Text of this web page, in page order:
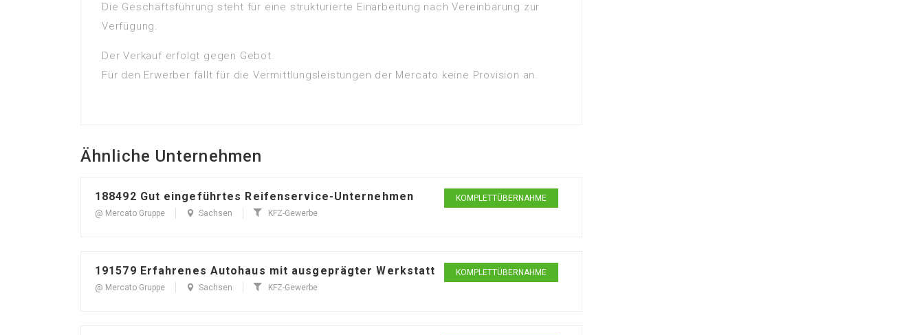
Die Geschäftsführung steht für eine strukturierte Einarbeitung nach Vereinbarung zur
Verfügung.
Der Verkauf erfolgt gegen Gebot.
Für den Erwerber fällt für die Vermittlungsleistungen der Mercato keine Provision an.
Ähnliche Unternehmen
188492 Gut eingeführtes Reifenservice-Unternehmen
@ Mercato Gruppe Sachsen KFZ-Gewerbe
KOMPLETTÜBERNAHME
191579 Erfahrenes Autohaus mit ausgeprägter Werkstatt
@ Mercato Gruppe Sachsen KFZ-Gewerbe
KOMPLETTÜBERNAHME